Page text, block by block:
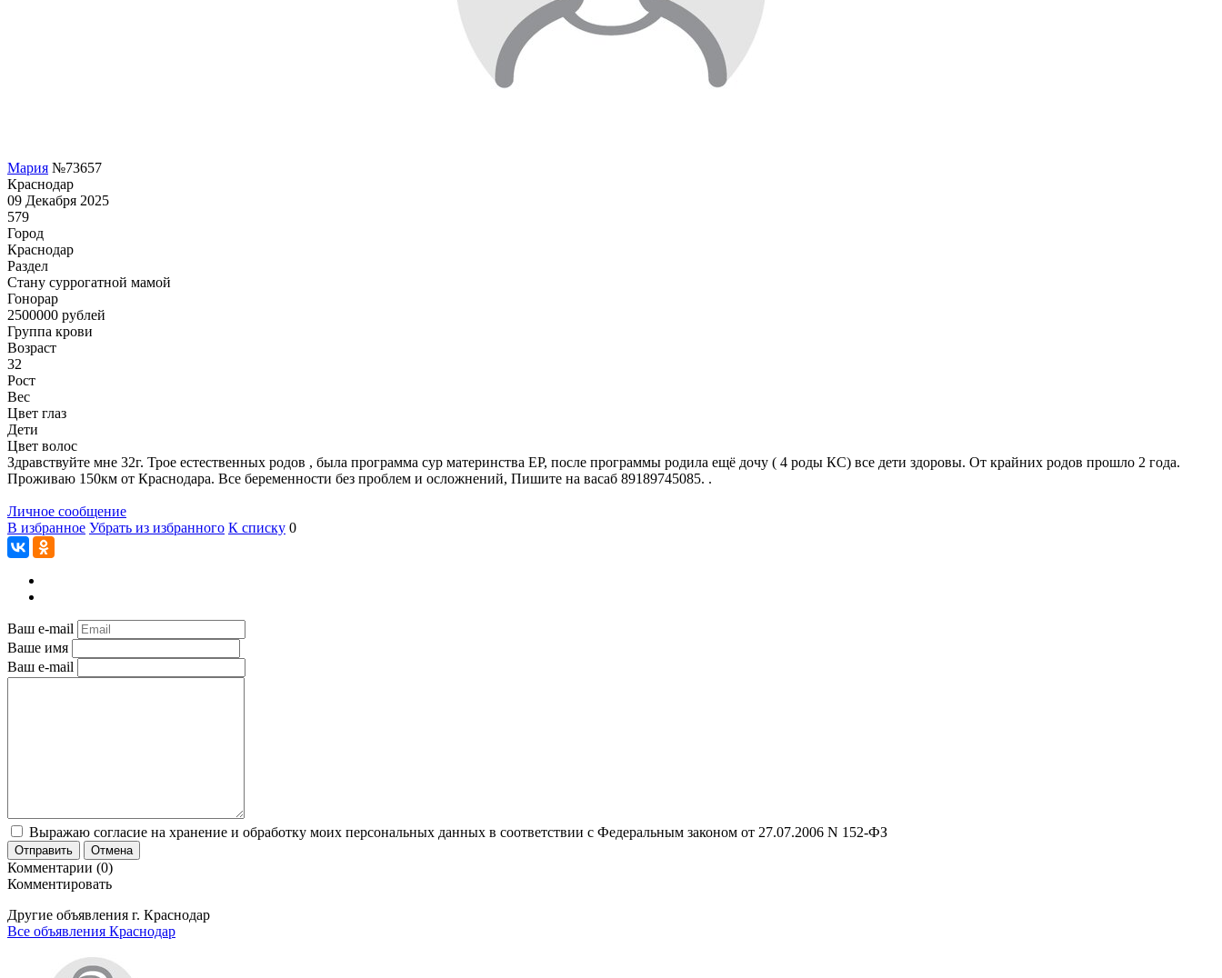
Мария №73657
Краснодар
09 Декабря 2025
579
Город
Краснодар
Раздел
Cтану суррогатной мамой
Гонoрар
2500000 рублей
Группа крови
Возраст
32
Рост
Вес
Цвет глаз
Дети
Цвет волос
Здравствуйте мне 32г. Трое естественных родов , была программа сур материнства ЕР, после программы родила ещё дочу ( 4 роды КС) все дети здоровы. От крайних родов прошло 2 года.
Проживаю 150км от Краснодара. Все беременности без проблем и осложнений, Пишите на васаб 89189745085. .
Личное сообщение
В избранное Убрать из избранного К списку 0
Ваш e-mail
Ваше имя
Ваш e-mail
Выражаю согласие на хранение и обработку моих персональных данных в соответствии с Федеральным законом от 27.07.2006 N 152-ФЗ
Отправить Отмена
Комментарии (0)
Комментировать
Другие объявления г. Краснодар
Все объявления Краснодар